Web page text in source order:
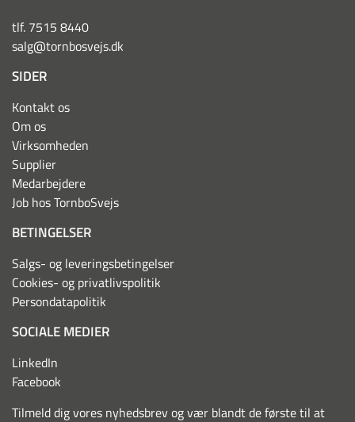
tlf. 7515 8440
salg@tornbosvejs.dk
SIDER
Kontakt os
Om os
Virksomheden
Supplier
Medarbejdere
Job hos TornboSvejs
BETINGELSER
Salgs- og leveringsbetingelser
Cookies- og privatlivspolitik
Persondatapolitik
SOCIALE MEDIER
LinkedIn
Facebook
Tilmeld dig vores nyhedsbrev og vær blandt de første til at